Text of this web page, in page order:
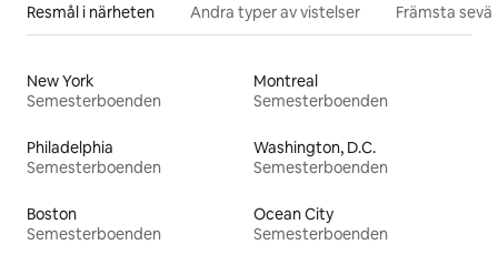
Resmål i närheten Andra typer av vistelser Främsta
New York
Semesterboenden
Montreal
Semesterboenden
Philadelphia
Semesterboenden
Washington, D.C.
Semesterboenden
Boston
Semesterboenden
Ocean City
Semesterboenden